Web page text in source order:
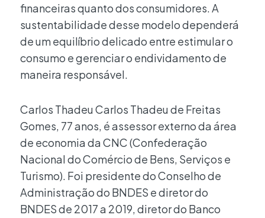
financeiras quanto dos consumidores. A
sustentabilidade desse modelo dependerá
de um equilíbrio delicado entre estimular o
consumo e gerenciar o endividamento de
maneira responsável.
Carlos Thadeu Carlos Thadeu de Freitas
Gomes, 77 anos, é assessor externo da área
de economia da CNC (Confederação
Nacional do Comércio de Bens, Serviços e
Turismo). Foi presidente do Conselho de
Administração do BNDES e diretor do
BNDES de 2017 a 2019, diretor do Banco